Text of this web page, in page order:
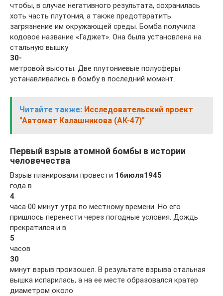
чтобы, в случае негативного результата, сохранилась
хоть часть плутония, а также предотвратить
загрязнение им окружающей среды. Бомба получила
кодовое название «Гаджет». Она была установлена на
стальную вышку
30-
метровой высоты. Две плутониевые полусферы
устанавливались в бомбу в последний момент.
Читайте также: Исследовательский проект
"Автомат Калашникова (АК-47)"
Первый взрыв атомной бомбы в истории
человечества
Взрыв планировали провести 16июля1945
года в
4
часа 00 минут утра по местному времени. Но его
пришлось перенести через погодные условия. Дождь
прекратился и в
5
часов
30
минут взрыв произошел. В результате взрыва стальная
вышка испарилась, а на ее месте образовался кратер
диаметром около